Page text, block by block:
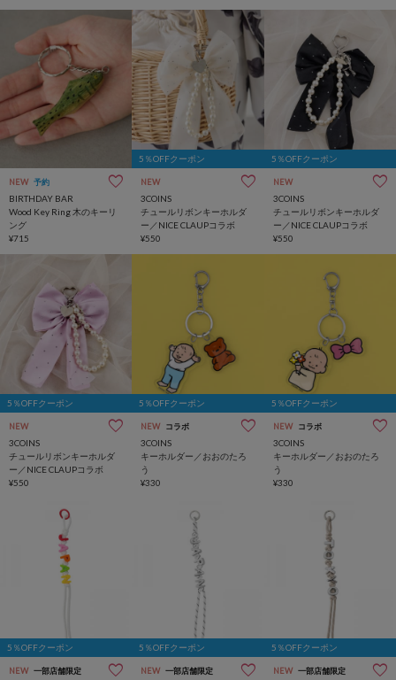
NEW 予約
BIRTHDAY BAR
Wood Key Ring 木のキーリ
ング
¥715
5％OFFクーポン
NEW
3COINS
チュールリボンキーホルダ
ー／NICE CLAUPコラボ
¥550
5％OFFクーポン
NEW
3COINS
チュールリボンキーホルダ
ー／NICE CLAUPコラボ
¥550
5％OFFクーポン
NEW
3COINS
チュールリボンキーホルダ
ー／NICE CLAUPコラボ
¥550
5％OFFクーポン
NEW コラボ
3COINS
キーホルダー／おおのたろ
う
¥330
5％OFFクーポン
NEW コラボ
3COINS
キーホルダー／おおのたろ
う
¥330
5％OFFクーポン
NEW 一部店舗限定
5％OFFクーポン
NEW 一部店舗限定
5％OFFクーポン
NEW 一部店舗限定